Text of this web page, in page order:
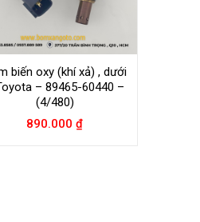
biến oxy (khí xả) , dưới
– 89465-60440 –
(4/480)
890.000₫